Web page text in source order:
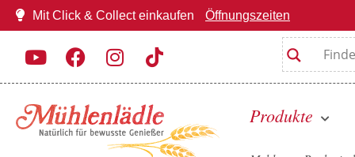
Mit Click & Collect einkaufen Öffnungszeiten
Produkte